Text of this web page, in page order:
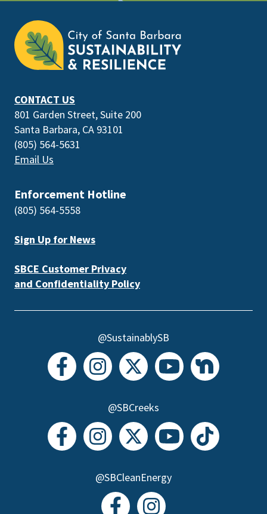
the
prefooter
CONTACT US
801 Garden Street, Suite 200
Santa Barbara, CA 93101
(805) 564-5631
Email Us
Enforcement Hotline
(805) 564-5558
Sign Up for News
SBCE Customer Privacy
and Confidentiality Policy
@SustainablySB
@SBCreeks
@SBCleanEnergy